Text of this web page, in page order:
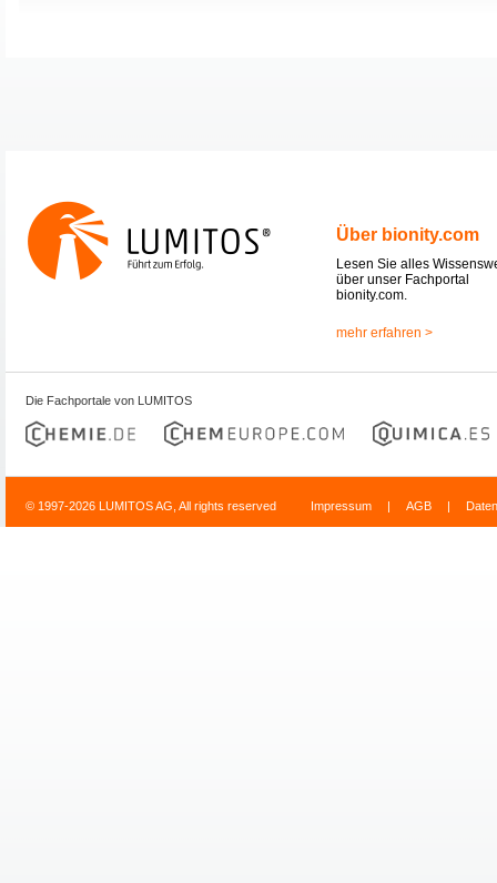
Über bionity.com
Lesen Sie alles
über unser Fachportal
bionity.com.
mehr erfahren >
Die Fachportale von LUMITOS
© 1997-2026 LUMITOS AG, All rights reserved Impressum | AGB |